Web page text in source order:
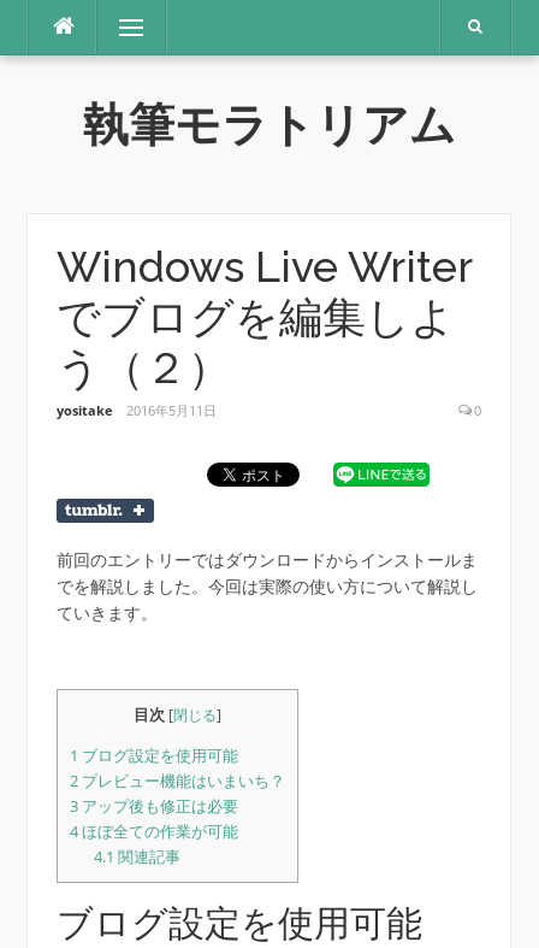
テ
メニュー
執筆モラトリアム
Windows Live Writer
でブログを編集しよ
う（２）
yositake 2016年5月11日 0
前回のエントリーではダウンロードからインストールま
でを解説しました。今回は実際の使い方について解説し
ていきます。
目次 [閉じる]
1 ブログ設定を使用可能
2プレビュー機能はいまいち？
3アップ後も修正は必要
4ほぼ全ての作業が可能
4.1 関連記事
ブログ設定を使用可能